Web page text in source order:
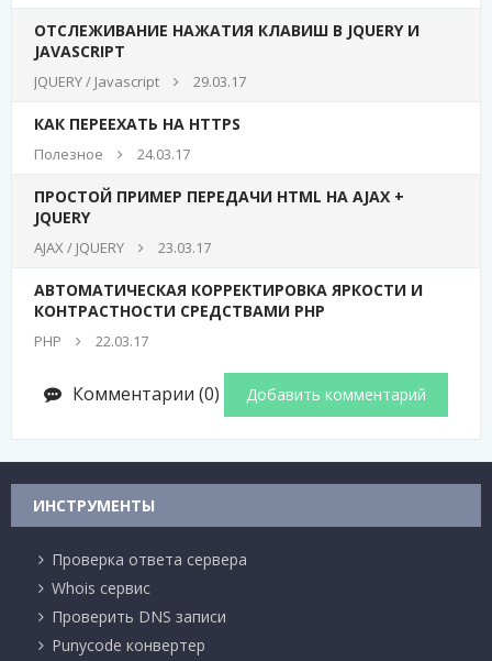
ОТСЛЕЖИВАНИЕ НАЖАТИЯ КЛАВИШ В JQUERY И
JAVASCRIPT
JQUERY / Javascript 29.03.17
КАК ПЕРЕЕХАТЬ НА HTTPS
Полезное 24.03.17
ПРОСТОЙ ПРИМЕР ПЕРЕДАЧИ HTML НА AJAX +
JQUERY
AJAX / JQUERY 23.03.17
АВТОМАТИЧЕСКАЯ КОРРЕКТИРОВКА ЯРКОСТИ И
КОНТРАСТНОСТИ СРЕДСТВАМИ PHP
PHP 22.03.17
Комментарии (0) Добавить комментарий
ИНСТРУМЕНТЫ
Проверка ответа сервера
Whois сервис
Проверить DNS записи
Punycode конвертер